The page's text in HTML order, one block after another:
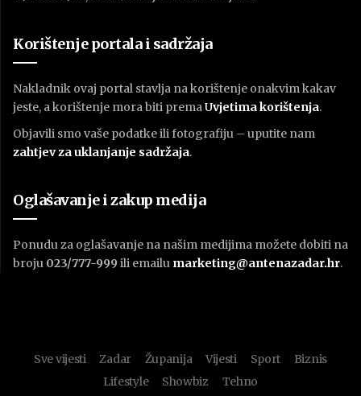
Korištenje portala i sadržaja
Nakladnik ovaj portal stavlja na korištenje onakvim kakav
jeste, a korištenje mora biti premaUvjetima korištenja.
Objavili smo vaše podatke ili fotografiju – uputite nam
zahtjev za uklanjanje sadržaja.
Oglašavanje i zakup medija
Ponudu za oglašavanje na našim medijima možete dobiti na
broju 023/777-999 ili emailu marketing@antenazadar.hr.
Sve vijesti Zadar Županija Vijesti Sport
Biznis
Lifestyle
Showbiz Tehno